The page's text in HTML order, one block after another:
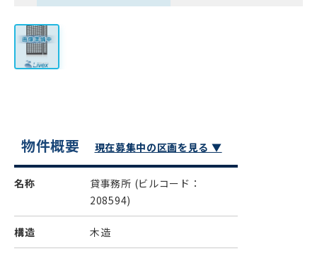
物件概要 現在募集中の区画を見る ▼
名称 貸事務所 (ビルコード：
208594)
構造 木造